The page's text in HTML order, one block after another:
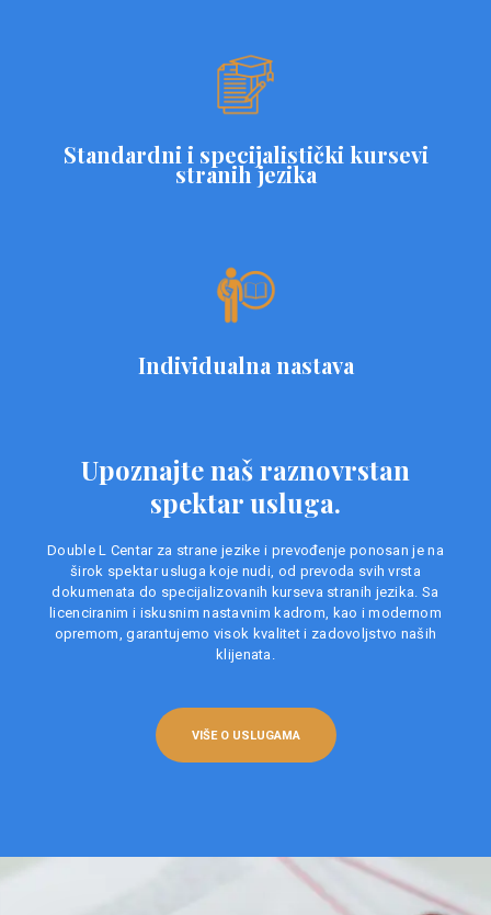
Standardni i specijalistički kursevi
stranih jezika
Individualna nastava
Upoznajte naš raznovrstan
spektar usluga.
Double L Centar za strane jezike i prevođenje ponosan je na
širok spektar usluga koje nudi, od prevoda svih vrsta
dokumenata do specijalizovanih kurseva stranih jezika. Sa
licenciranim i iskusnim nastavnim kadrom, kao i modernom
opremom, garantujemo visok kvalitet i zadovoljstvo naših
klijenata.
VIŠE O USLUGAMA